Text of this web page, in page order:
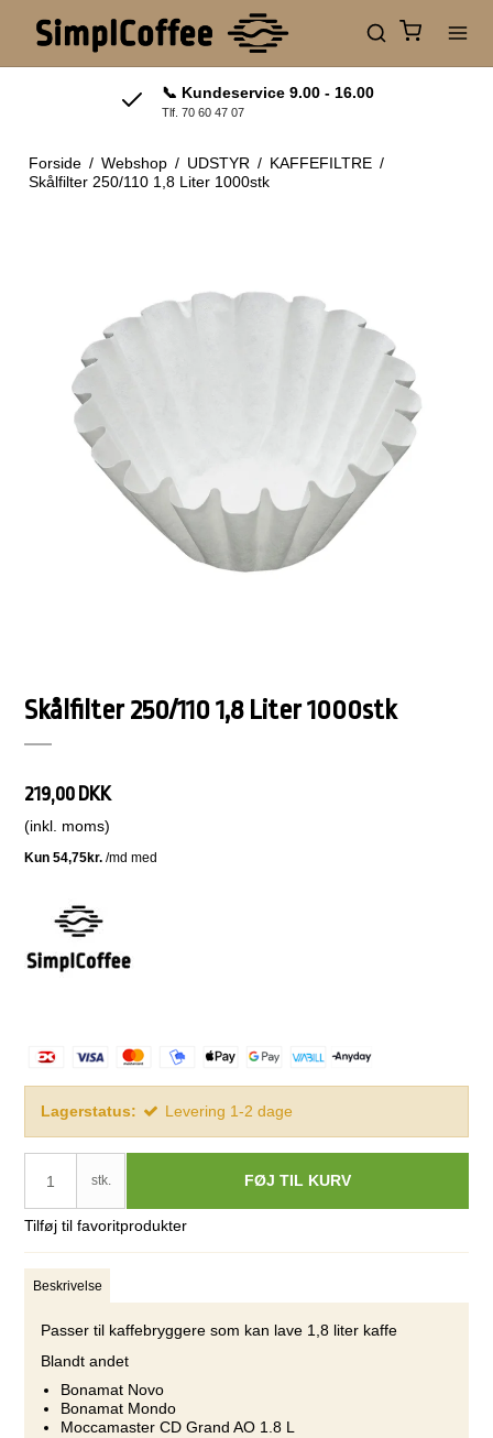
📞 Kundeservice 9.00 - 16.00
Tlf. 70 60 47 07
Forside / Webshop / UDSTYR / KAFFEFILTRE /
Skålfilter 250/110 1,8 Liter 1000stk
Skålfilter 250/110 1,8 Liter 1000stk
219,00 DKK
(inkl. moms)
Lagerstatus: Levering 1-2 dage
stk. FØJ TIL KURV
Tilføj til favoritprodukter
Beskrivelse
Passer til kaffebryggere som kan lave 1,8 liter kaffe
Blandt andet
Bonamat Novo
Bonamat Mondo
Moccamaster CD Grand AO 1.8 L